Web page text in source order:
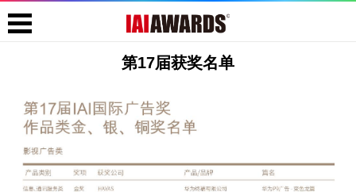
第17届获奖名单